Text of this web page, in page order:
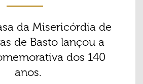
da Misericórdia de
de Basto lançou a
dos 140
anos.